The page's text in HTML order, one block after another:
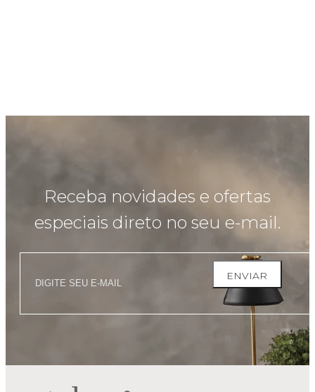
Receba novidades e ofertas
especiais direto no seu e-mail.
ENVIAR